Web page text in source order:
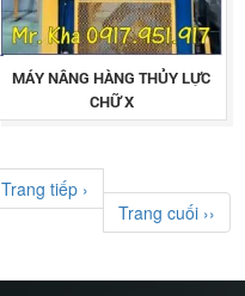
MÁY NÂNG HÀNG THỦY LỰC
CHỮ X
Trang tiếp ›
Trang cuối ››